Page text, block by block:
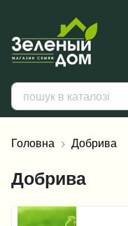
Головна Добрива
Добрива